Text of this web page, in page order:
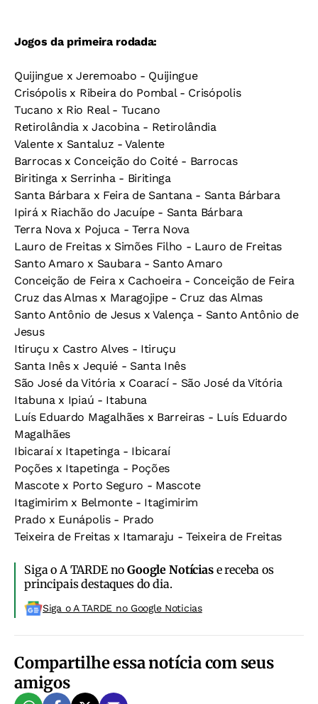
Jogos da primeira rodada:
Quijingue x Jeremoabo - Quijingue
Crisópolis x Ribeira do Pombal - Crisópolis
Tucano x Rio Real - Tucano
Retirolândia x Jacobina - Retirolândia
Valente x Santaluz - Valente
Barrocas x Conceição do Coité - Barrocas
Biritinga x Serrinha - Biritinga
Santa Bárbara x Feira de Santana - Santa Bárbara
Ipirá x Riachão do Jacuípe - Santa Bárbara
Terra Nova x Pojuca - Terra Nova
Lauro de Freitas x Simões Filho - Lauro de Freitas
Santo Amaro x Saubara - Santo Amaro
Conceição de Feira x Cachoeira - Conceição de Feira
Cruz das Almas x Maragojipe - Cruz das Almas
Santo Antônio de Jesus x Valença - Santo Antônio de
Jesus
Itiruçu x Castro Alves - Itiruçu
Santa Inês x Jequié - Santa Inês
São José da Vitória x Coarací - São José da Vitória
Itabuna x Ipiaú - Itabuna
Luís Eduardo Magalhães x Barreiras - Luís Eduardo
Magalhães
Ibicaraí x Itapetinga - Ibicaraí
Poções x Itapetinga - Poções
Mascote x Porto Seguro - Mascote
Itagimirim x Belmonte - Itagimirim
Prado x Eunápolis - Prado
Teixeira de Freitas x Itamaraju - Teixeira de Freitas
Siga o A TARDE noGoogle Notíciase receba os
principais destaques do dia.
Siga o A TARDE no Google Noticias
Compartilhe essa notícia com seus
amigos